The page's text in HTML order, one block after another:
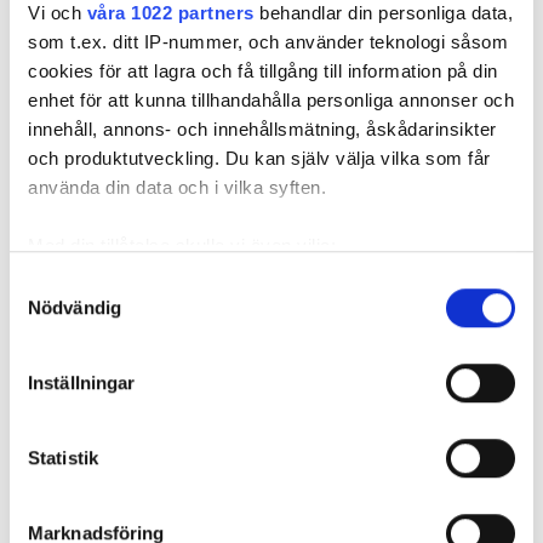
Vi och våra 1022 partners behandlar din personliga data,
som t.ex. ditt IP-nummer, och använder teknologi såsom
cookies för att lagra och få tillgång till information på din
enhet för att kunna tillhandahålla personliga annonser och
innehåll, annons- och innehållsmätning, åskådarinsikter
och produktutveckling. Du kan själv välja vilka som får
använda din data och i vilka syften.
som kan ha en noggrannhet på upp till flera meter
Ta reda på mer om hur dina personliga uppgifter
Du kan ändra eller dra tillbaka ditt samtycke när som
Nödvändig
Inställningar
Statistik
Marknadsföring
Clinique de la Mediterannee
d’hémodialyse
Sousse, Tunisien
21,18 km från stadskärnan
HD-dialys 298 €